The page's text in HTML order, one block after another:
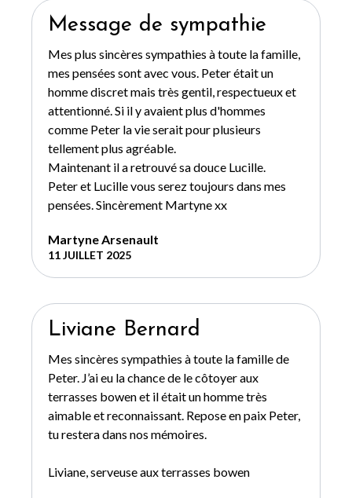
Message de sympathie
Mes plus sincères sympathies à toute la famille,
mes pensées sont avec vous. Peter était un
homme discret mais très gentil, respectueux et
attentionné. Si il y avaient plus d'hommes
comme Peter la vie serait pour plusieurs
tellement plus agréable.
Maintenant il a retrouvé sa douce Lucille.
Peter et Lucille vous serez toujours dans mes
pensées. Sincèrement Martyne xx
Martyne Arsenault
11 JUILLET 2025
Liviane Bernard
Mes sincères sympathies à toute la famille de
Peter. J’ai eu la chance de le côtoyer aux
terrasses bowen et il était un homme très
aimable et reconnaissant. Repose en paix Peter,
tu restera dans nos mémoires.
Liviane, serveuse aux terrasses bowen